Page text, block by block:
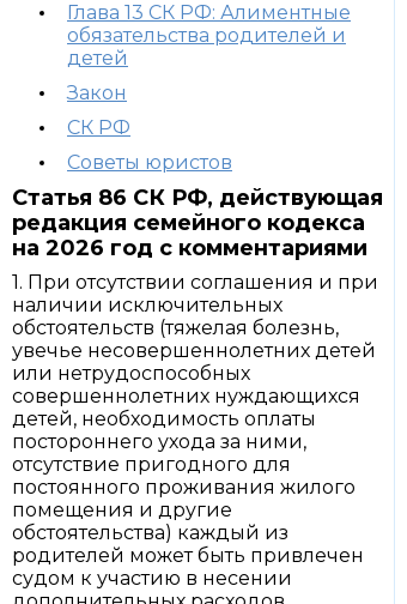
Глава 13 СК РФ: Алиментные
обязательства родителей и
детей
Закон
СК РФ
Советы юристов
Статья 86 СК РФ, действующая
редакция семейного кодекса
на 2026 год с комментариями
1. При отсутствии соглашения и при
наличии исключительных
обстоятельств (тяжелая болезнь,
увечье несовершеннолетних детей
или нетрудоспособных
совершеннолетних нуждающихся
детей, необходимость оплаты
постороннего ухода за ними,
отсутствие пригодного для
постоянного проживания жилого
помещения и другие
обстоятельства) каждый из
родителей может быть привлечен
судом к участию в несении